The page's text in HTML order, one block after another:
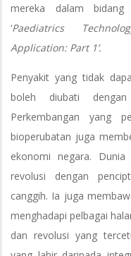
mereka dalam
‘Paediatrics
Application: Part 1’.
Penyakit yang tidak
boleh diubati
Perkembangan yang
bioperubatan juga
ekonomi negara.
revolusi dengan
canggih. Ia juga
menghadapi pelbagai
dan revolusi yang